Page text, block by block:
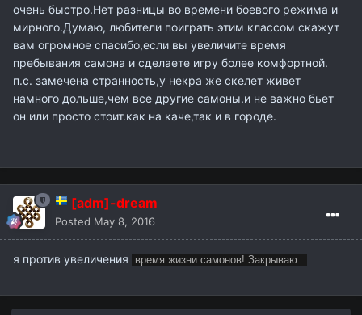
очень быстро.Нет разницы во времени боевого режима и
мирного.Думаю, любители поиграть этим классом скажут
вам огромное спасибо,если вы увеличите время
пребывания самона и сделаете игру более комфортной.
п.с. замечена странность,у некра же скелет живет
намного дольше,чем все другие самоны.и не важно бьет
он или просто стоит.как на каче,так и в городе.
[adm]-dream
Posted May 8, 2016
я против увеличения время жизни самонов! Закрываю...